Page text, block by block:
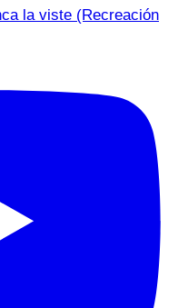
la viste (Recreación